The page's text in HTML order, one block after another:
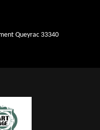
Queyrac 33340